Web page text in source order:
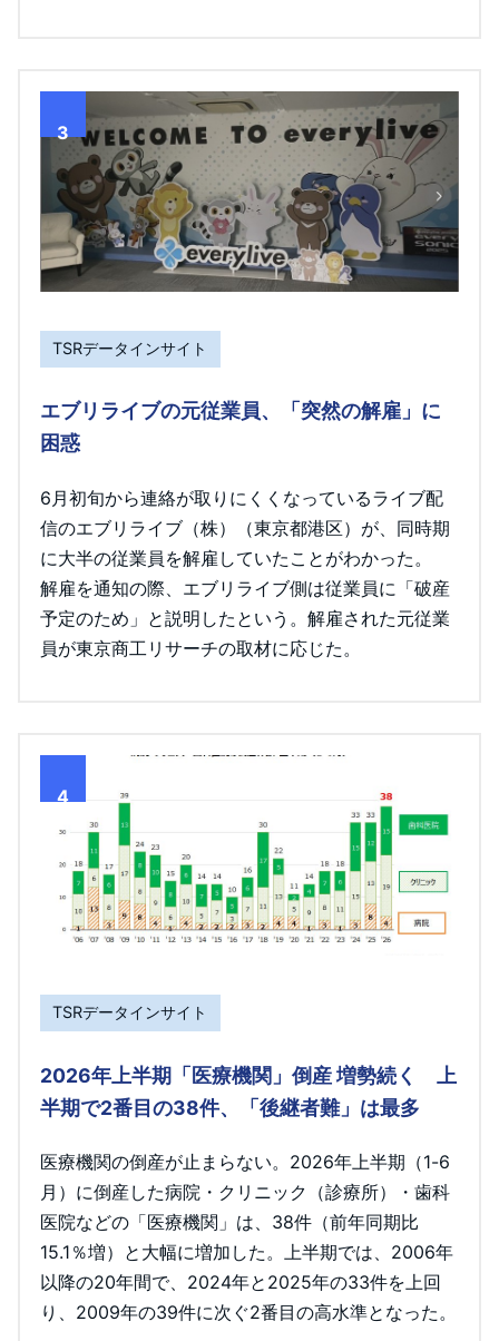
3
TSRデータインサイト
エブリライブの元従業員、「突然の解雇」に
困惑
6月初旬から連絡が取りにくくなっているライブ配
信のエブリライブ（株）（東京都港区）が、同時期
に大半の従業員を解雇していたことがわかった。
解雇を通知の際、エブリライブ側は従業員に「破産
予定のため」と説明したという。解雇された元従業
員が東京商工リサーチの取材に応じた。
4
TSRデータインサイト
2026年上半期「医療機関」倒産 増勢続く 上
半期で2番目の38件、「後継者難」は最多
医療機関の倒産が止まらない。2026年上半期（1-6
月）に倒産した病院・クリニック（診療所）・歯科
医院などの「医療機関」は、38件（前年同期比
15.1％増）と大幅に増加した。上半期では、2006年
以降の20年間で、2024年と2025年の33件を上回
り、2009年の39件に次ぐ2番目の高水準となった。